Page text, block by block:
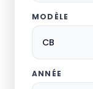
MODÈLE
ANNÉE